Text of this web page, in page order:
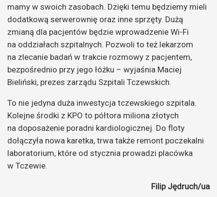
mamy w swoich zasobach. Dzięki temu będziemy mieli
dodatkową serwerownię oraz inne sprzęty. Dużą
zmianą dla pacjentów będzie wprowadzenie Wi-Fi
na oddziałach szpitalnych. Pozwoli to też lekarzom
na zlecanie badań w trakcie rozmowy z pacjentem,
bezpośrednio przy jego łóżku – wyjaśnia Maciej
Bieliński, prezes zarządu Szpitali Tczewskich.
To nie jedyna duża inwestycja tczewskiego szpitala.
Kolejne środki z KPO to półtora miliona złotych
na doposażenie poradni kardiologicznej. Do floty
dołączyła nowa karetka, trwa także remont poczekalni
laboratorium, które od stycznia prowadzi placówka
w Tczewie.
Filip Jędruch/ua